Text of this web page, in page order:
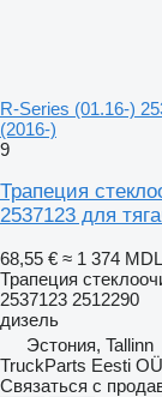
R-Series (01.16-)
(2016-)
9
Трапеция
2537123 для
68,55 € ≈ 1 374 MDL
Трапеция
2537123 2512290
дизель
Эстония, Tallinn
TruckParts Eesti OÜ
Связаться с